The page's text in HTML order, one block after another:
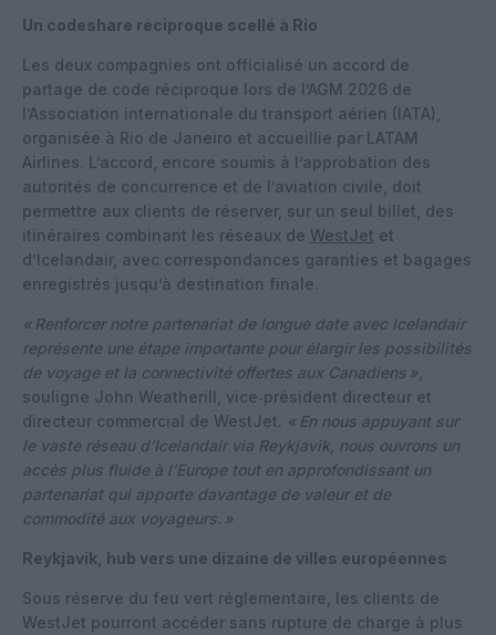
Un codeshare réciproque scellé à Rio
Les deux compagnies ont officialisé un accord de
partage de code réciproque lors de l’AGM 2026 de
l’Association internationale du transport aérien (IATA),
organisée à Rio de Janeiro et accueillie par LATAM
Airlines. L’accord, encore soumis à l’approbation des
autorités de concurrence et de l’aviation civile, doit
permettre aux clients de réserver, sur un seul billet, des
itinéraires combinant les réseaux de WestJet et
d’Icelandair, avec correspondances garanties et bagages
enregistrés jusqu’à destination finale.
« Renforcer notre partenariat de longue date avec Icelandair
représente une étape importante pour élargir les possibilités
de voyage et la connectivité offertes aux Canadiens »,
souligne John Weatherill, vice‑président directeur et
directeur commercial de WestJet. « En nous appuyant sur
le vaste réseau d’Icelandair via Reykjavik, nous ouvrons un
accès plus fluide à l’Europe tout en approfondissant un
partenariat qui apporte davantage de valeur et de
commodité aux voyageurs. »
Reykjavik, hub vers une dizaine de villes européennes
Sous réserve du feu vert réglementaire, les clients de
WestJet pourront accéder sans rupture de charge à plus